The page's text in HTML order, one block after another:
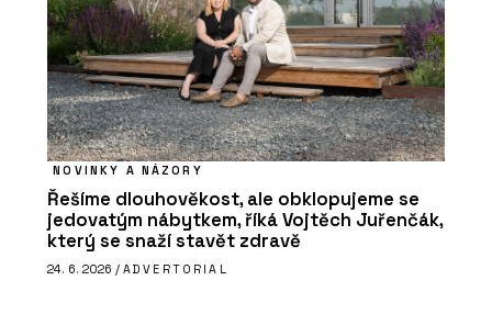
NOVINKY A NÁZORY
Řešíme dlouhověkost, ale obklopujeme se
jedovatým nábytkem, říká Vojtěch Juřenčák,
který se snaží stavět zdravě
24. 6. 2026 / ADVERTORIAL